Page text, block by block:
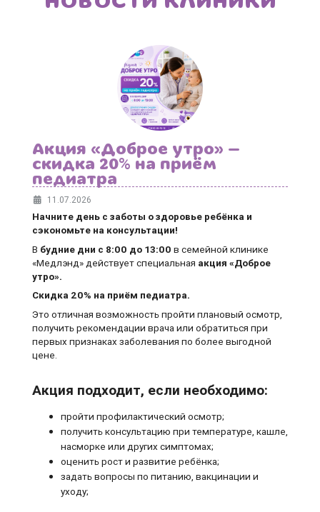
Акция «Доброе утро» —
скидка 20% на приём
педиатра
11.07.2026
Начните день с заботы о здоровье ребёнка и
сэкономьте на консультации!
В будние дни с 8:00 до 13:00 в семейной клинике
«Медлэнд» действует специальная акция «Доброе
утро».
Скидка 20% на приём педиатра.
Это отличная возможность пройти плановый осмотр,
получить рекомендации врача или обратиться при
первых признаках заболевания по более выгодной
цене.
Акция подходит, если необходимо:
пройти профилактический осмотр;
получить консультацию при температуре, кашле,
насморке или других симптомах;
оценить рост и развитие ребёнка;
задать вопросы по питанию, вакцинации и
уходу;